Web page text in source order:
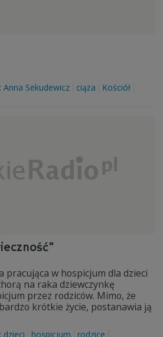
Anna Sekudewicz ciąża
Kościół
pracująca w hospicjum dla dzieci
na raka dziewczynkę
przez rodziców. Mimo, że
krótkie życie, postanawia ją
dzieci hospicjum rodzice